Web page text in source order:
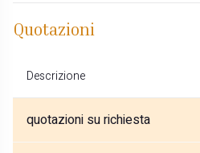
Quotazioni
Descrizione
quotazioni su richiesta